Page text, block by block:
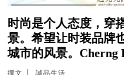
时尚是个人态度，穿
景。希望让时装品牌
城市的风景。Cherng
撰文 誠品生活